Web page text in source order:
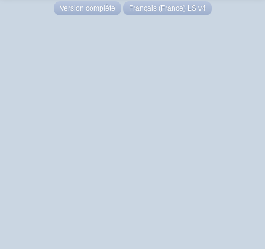
Version complète Français (France) LS v4